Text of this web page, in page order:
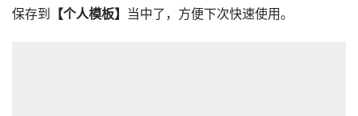
保存到
【个人模板】 当中了，方便下次快速使用。